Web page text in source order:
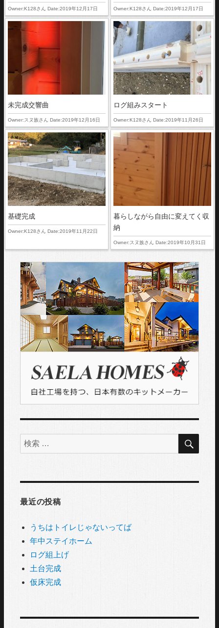
Owner:K128さん Date:2019年12月17日 Owner:K128さん Date:2019年12月17日
未完成交響曲
Owner:スヌ族さん Date:2019年12月16日
ログ組みスタート
Owner:K128さん Date:2019年11月26日
基礎完成
Owner:K128さん Date:2019年11月22日
暮らしながら自由に変えてく収
納
Owner:スヌ族さん Date:2019年10月31日
検
索
象:
検
最近の投稿
うちはトイレじゃないってば
年中ステイホーム
ログ組上げ
土台完成
仮床完成